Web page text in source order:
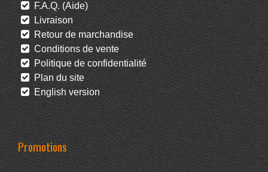
F.A.Q. (Aide)
Livraison
Retour de marchandise
Conditions de vente
Politique de confidentialité
Plan du site
English version
Promotions